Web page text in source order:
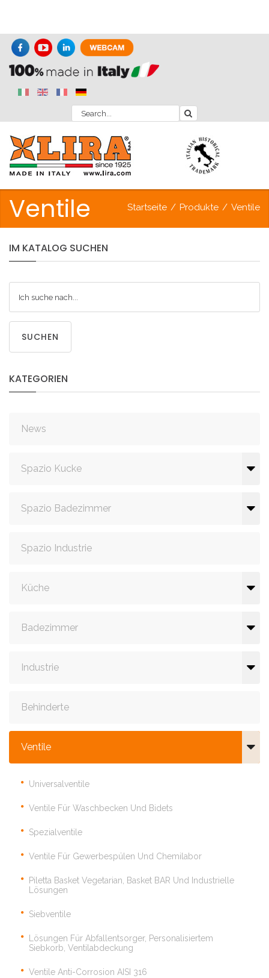
Ventile Startseite / Produkte / Ventile
IM KATALOG SUCHEN
SUCHEN
KATEGORIEN
News
Spazio Kucke
Spazio Badezimmer
Spazio Industrie
Küche
Badezimmer
Industrie
Behinderte
Ventile
Universalventile
Ventile Für Waschbecken Und Bidets
Spezialventile
Ventile Für Gewerbespülen Und Chemilabor
Piletta Basket Vegetarian, Basket BAR Und Industrielle
Lösungen
Siebventile
Lösungen Für Abfallentsorger, Personalisiertem
Siebkorb, Ventilabdeckung
Ventile Anti-Corrosion AISI 316